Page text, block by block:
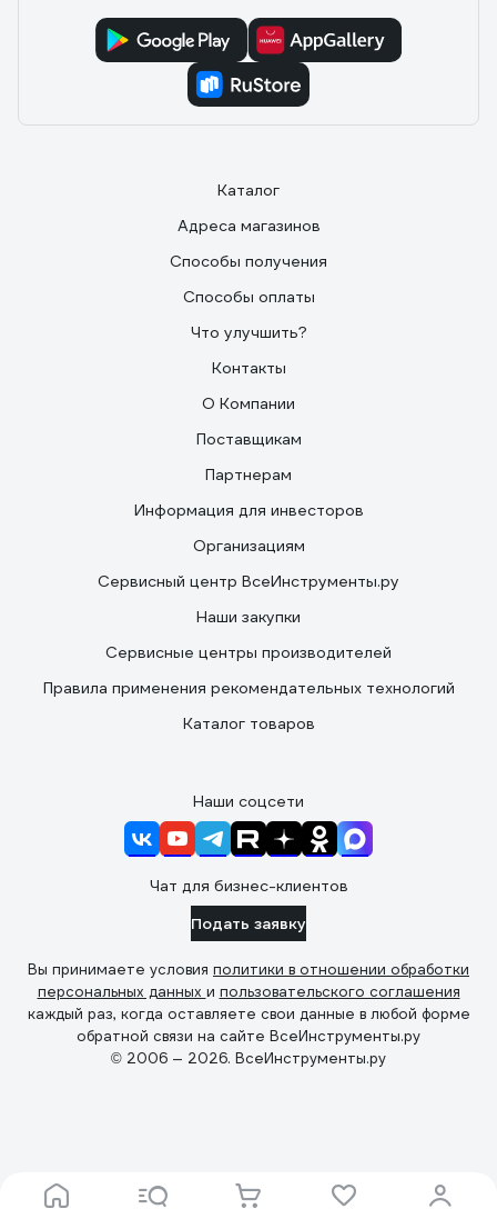
Каталог
Адреса магазинов
Способы получения
Способы оплаты
Что улучшить?
Контакты
О Компании
Поставщикам
Партнерам
Информация для инвесторов
Организациям
Сервисный центр ВсеИнструменты.ру
Наши закупки
Сервисные центры производителей
Правила применения рекомендательных технологий
Каталог товаров
Наши соцсети
Чат для бизнес-клиентов
Подать заявку
Вы принимаете условия политики в отношении обработки
персональных данных и пользовательского соглашения
каждый раз, когда оставляете свои данные в любой форме
обратной связи на сайте ВсеИнструменты.ру
© 2006 — 2026. ВсеИнструменты.ру